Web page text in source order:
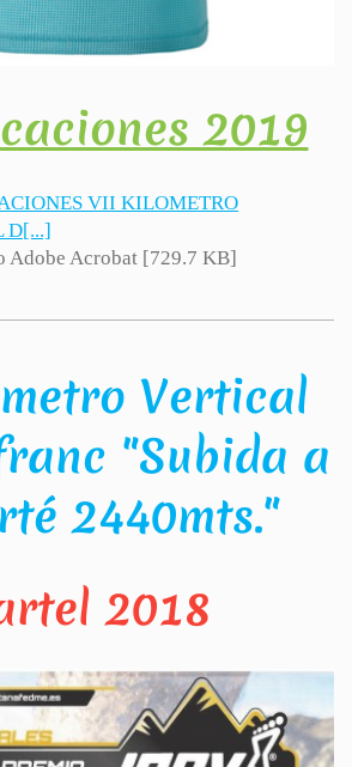
2019
VII KILOMETRO
D[...]
Adobe Acrobat [729.7 KB]
Vertical
"Subida a
2440mts."
2018